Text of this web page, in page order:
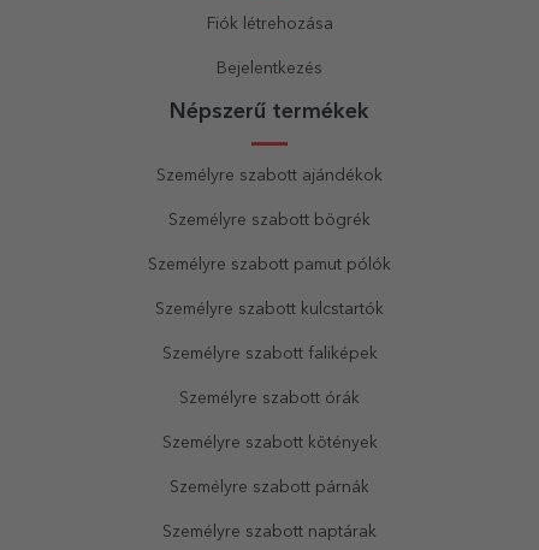
Fiók létrehozása
Bejelentkezés
Népszerű termékek
Személyre szabott ajándékok
Személyre szabott bögrék
Személyre szabott pamut pólók
Személyre szabott kulcstartók
Személyre szabott faliképek
Személyre szabott órák
Személyre szabott kötények
Személyre szabott párnák
Személyre szabott naptárak